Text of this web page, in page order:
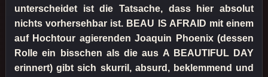
unterscheidet ist die Tatsache, dass hier absolut
nichts vorhersehbar ist. BEAU IS AFRAID mit einem
auf Hochtour agierenden Joaquin Phoenix (dessen
Rolle ein bisschen als die aus A BEAUTIFUL DAY
erinnert) gibt sich skurril, absurd, beklemmend und